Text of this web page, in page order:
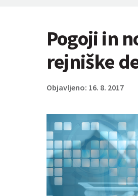
Pogoji in
rejniške
Objavljeno: 16. 8. 2017